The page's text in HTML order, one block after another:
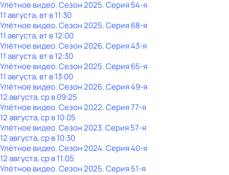
Улётное видео. Сезон 2025. Серия 54-я
11 августа, вт в 11:30
Улётное видео. Сезон 2025. Серия 68-я
11 августа, вт в 12:00
Улётное видео. Сезон 2026. Серия 43-я
11 августа, вт в 12:30
Улётное видео. Сезон 2025. Серия 65-я
11 августа, вт в 13:00
Улётное видео. Сезон 2026. Серия 49-я
12 августа, ср в 09:25
Улётное видео. Сезон 2022. Серия 77-я
12 августа, ср в 10:05
Улётное видео. Сезон 2023. Серия 57-я
12 августа, ср в 10:30
Улётное видео. Сезон 2024. Серия 40-я
12 августа, ср в 11:05
Улётное видео. Сезон 2025. Серия 51-я